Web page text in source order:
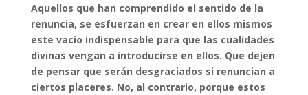
Aquellos que han comprendido el sentido de la
renuncia, se esfuerzan en crear en ellos mismos
este vacío indispensable para que las cualidades
divinas vengan a introducirse en ellos. Que dejen
de pensar que serán desgraciados si renuncian a
ciertos placeres. No, al contrario, porque estos